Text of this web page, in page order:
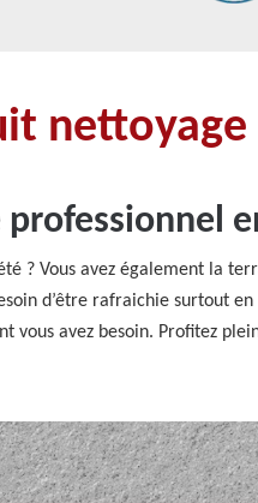
nettoyage
professionnel
? Vous avez également la
d’être rafraichie surtout
vous avez besoin. Profitez